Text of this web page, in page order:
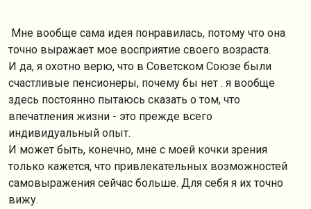
Мне вообще сама идея понравилась, потому что она
точно выражает мое восприятие своего возраста.
И да, я охотно верю, что в Советском Союзе были
счастливые пенсионеры, почему бы нет . я вообще
здесь постоянно пытаюсь сказать о том, что
впечатления жизни - это прежде всего
индивидуальный опыт.
И может быть, конечно, мне с моей кочки зрения
только кажется, что привлекательных возможностей
самовыражения сейчас больше. Для себя я их точно
вижу.